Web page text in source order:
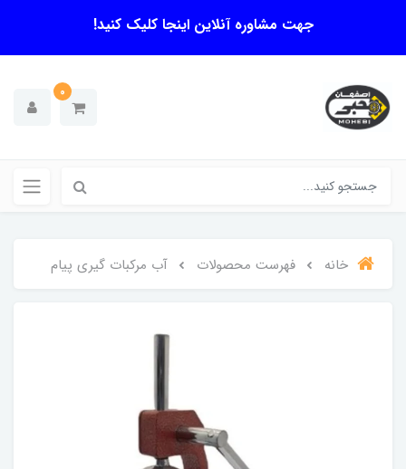
جهت مشاوره آنلاین اینجا کلیک کنید!
0
خانه فهرست محصولات آب مرکبات گیری پیام